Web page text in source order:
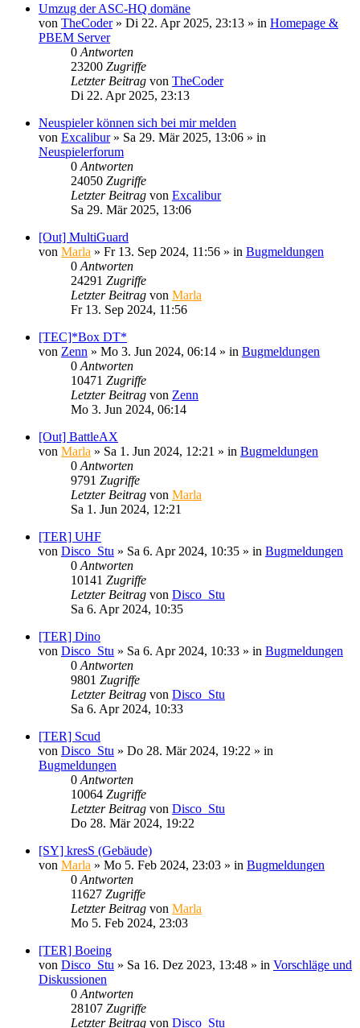
Umzug der ASC-HQ domäne
von TheCoder» Di 22. Apr 2025, 23:13 » in Homepage &
PBEM Server
0 Antworten
23200 Zugriffe
Letzter Beitrag von TheCoder
Di 22. Apr 2025, 23:13
Neuspieler können sich bei mir melden
von Excalibur» Sa 29. Mär 2025, 13:06 » in
Neuspielerforum
0 Antworten
24050 Zugriffe
Letzter Beitrag von Excalibur
Sa 29. Mär 2025, 13:06
[Out] MultiGuard
von Marla » Fr 13. Sep 2024, 11:56 » in Bugmeldungen
0 Antworten
24291 Zugriffe
Letzter Beitrag von Marla
Fr 13. Sep 2024, 11:56
[TEC]*Box DT*
von Zenn » Mo 3. Jun 2024, 06:14 » in Bugmeldungen
0 Antworten
10471 Zugriffe
Letzter Beitrag von Zenn
Mo 3. Jun 2024, 06:14
[Out] BattleAX
von Marla » Sa 1. Jun 2024, 12:21 » in Bugmeldungen
0 Antworten
9791 Zugriffe
Letzter Beitrag von Marla
Sa 1. Jun 2024, 12:21
[TER] UHF
von Disco_Stu » Sa 6. Apr 2024, 10:35 » in Bugmeldungen
0 Antworten
10141 Zugriffe
Letzter Beitrag von Disco_Stu
Sa 6. Apr 2024, 10:35
[TER] Dino
von Disco_Stu » Sa 6. Apr 2024, 10:33 » in Bugmeldungen
0 Antworten
9801 Zugriffe
Letzter Beitrag von Disco_Stu
Sa 6. Apr 2024, 10:33
[TER] Scud
von Disco_Stu » Do 28. Mär 2024, 19:22 » in
Bugmeldungen
0 Antworten
10064 Zugriffe
Letzter Beitrag von Disco_Stu
Do 28. Mär 2024, 19:22
[SY] kresS (Gebäude)
von Marla » Mo 5. Feb 2024, 23:03 » in Bugmeldungen
0 Antworten
11627 Zugriffe
Letzter Beitrag von Marla
Mo 5. Feb 2024, 23:03
[TER] Boeing
von Disco_Stu » Sa 16. Dez 2023, 13:48 » in Vorschläge und
Diskussionen
0 Antworten
28107 Zugriffe
Letzter Beitrag von Disco_Stu